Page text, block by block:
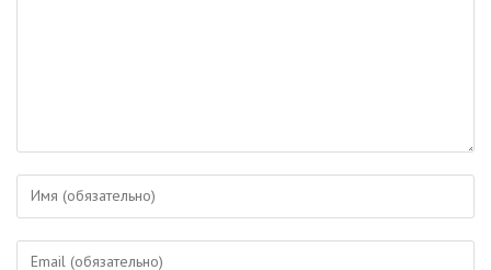
Введите
или
Введите